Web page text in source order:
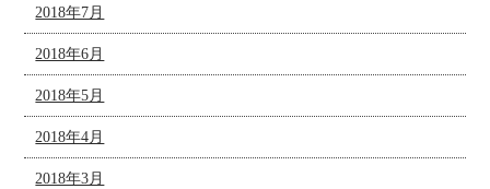
2018年7月
2018年6月
2018年5月
2018年4月
2018年3月